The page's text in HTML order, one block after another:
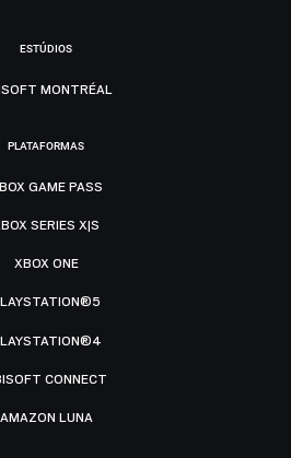
ESTÚDIOS
MONTRÉAL
PLATAFORMAS
GAME PASS
SERIES X|S
XBOX ONE
CONNECT
AMAZON LUNA